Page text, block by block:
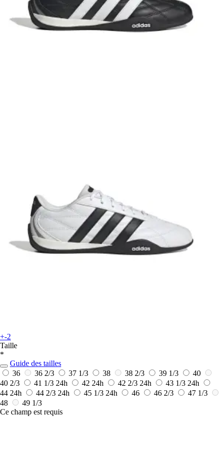
+-2
Taille
*
Guide des tailles
36
36 2/3 37 1/3 38 38 2/3 39 1/3
40
40 2/3
41 1/3 24h 42 24h 42 2/3 24h 43 1/3 24h
44 24h 44 2/3 24h 45 1/3 24h 46 46 2/3
47 1/3
48
49 1/3
Ce champ est requis